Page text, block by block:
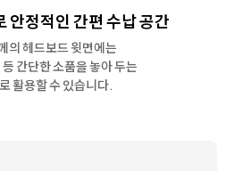
안정적인 간편 수납 공간
의 헤드보드 윗면에는
간단한 소품을 놓아 두는
활용할 수 있습니다.